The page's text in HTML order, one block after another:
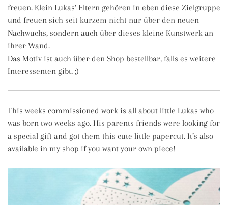
freuen. Klein Lukas‘ Eltern gehören in eben diese Zielgruppe
und freuen sich seit kurzem nicht nur über den neuen
Nachwuchs, sondern auch über dieses kleine Kunstwerk an
ihrer Wand.
Das Motiv ist auch über den Shop bestellbar, falls es weitere
Interessenten gibt. ;)
This weeks commissioned work is all about little Lukas who
was born two weeks ago. His parents friends were looking for
a special gift and got them this cute little papercut. It’s also
available in my shop if you want your own piece!